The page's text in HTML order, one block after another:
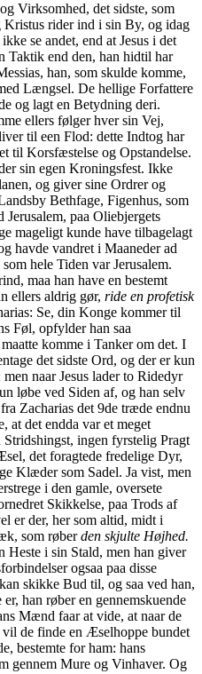
Virksomhed, det sidste, som
rider ind i sin By, og idag
se andet, end at Jesus i det
Taktik end den, han hidtil har
han, som skulde komme,
Længsel. De hellige Forfattere
og lagt en Betydning deri.
ellers følger hver sin Vej,
til een Flod: dette Indtog har
til Korsfæstelse og Opstandelse.
sin egen Kroningsfest. Ikke
og giver sine Ordrer og
Bethfage, Figenhus, som
paa Oliebjergets
mageligt kunde have tilbagelagt
havde vandret i Maaneder ad
hele Tiden var Jerusalem.
maa han have en bestemt
ellers aldrig gør, ride en profetisk
Se, din Konge kommer til
Føl, opfylder han saa
komme i Tanker om det. I
det sidste Ord, og der er kun
naar Jesus lader to Ridedyr
løbe ved Siden af, og han selv
Zacharias det 9de træde endnu
at det endda var et meget
ingen fyrstelig Pragt
det foragtede fredelige Dyr,
Klæder som Sadel. Ja vist, men
i den gamle, oversete
Skikkelse, paa Trods af
er der, her som altid, midt i
som røberden skjulte Højhed.
Heste i sin Stald, men han giver
ogsaa paa disse
skikke Bud til, og saa ved han,
han røber en gennemskuende
Mænd faar at vide, at naar de
vil de finde en Æselhoppe bundet
bestemte for ham: hans
gennem Mure og Vinhaver. Og